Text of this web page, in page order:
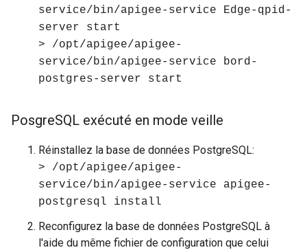
service/bin/apigee-service Edge-qpid-
server start
> /opt/apigee/apigee-
service/bin/apigee-service bord-
postgres-server start
PosgreSQL exécuté en mode veille
Réinstallez la base de données PostgreSQL:
> /opt/apigee/apigee-
service/bin/apigee-service apigee-
postgresql install
Reconfigurez la base de données PostgreSQL à
l'aide du même fichier de configuration que celui